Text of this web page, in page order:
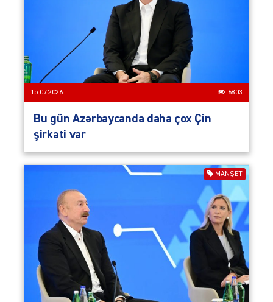
15.07.2026 6803
Bu gün Azərbaycanda daha çox Çin
şirkəti var
MANŞET